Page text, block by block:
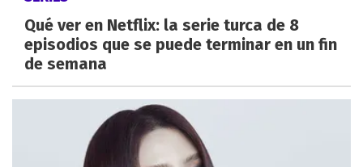
Qué ver en Netflix: la serie turca de 8
episodios que se puede terminar en un fin
de semana